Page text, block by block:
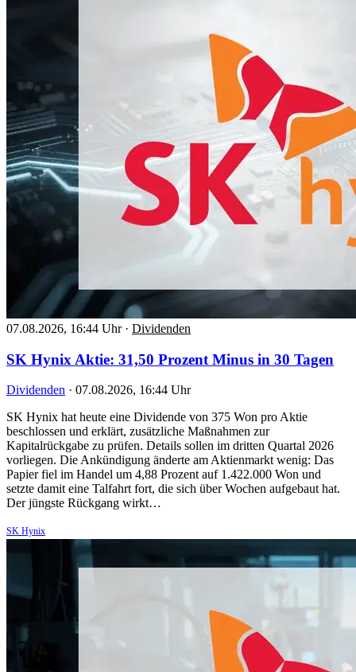
07.08.2026, 16:44 Uhr · Dividenden
SK Hynix Aktie: 31,50 Prozent Minus in 30 Tagen
Dividenden · 07.08.2026, 16:44 Uhr
SK Hynix hat heute eine Dividende von 375 Won pro Aktie
beschlossen und erklärt, zusätzliche Maßnahmen zur
Kapitalrückgabe zu prüfen. Details sollen im dritten Quartal 2026
vorliegen. Die Ankündigung änderte am Aktienmarkt wenig: Das
Papier fiel im Handel um 4,88 Prozent auf 1.422.000 Won und
setzte damit eine Talfahrt fort, die sich über Wochen aufgebaut hat.
Der jüngste Rückgang wirkt…
SK Hynix